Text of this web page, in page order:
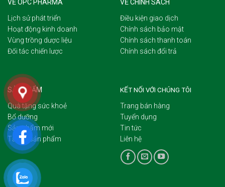
VỀ OPC PHARMA
Lịch sử phát triển
Hoạt động kinh doanh
Vùng trồng dược liệu
Đối tác chiến lược
VỀ CHÍNH SÁCH
Điều kiện giao dịch
Chính sách bảo mật
Chính sách thanh toán
Chính sách đổi trả
SẢN PHẨM
Quà tặng sức khoẻ
Bổ dưỡng
Sản phẩm mới
Tất cả sản phẩm
KẾT NỐI VỚI CHÚNG TÔI
Trang bán hàng
Tuyển dụng
Tin tức
Liên hệ